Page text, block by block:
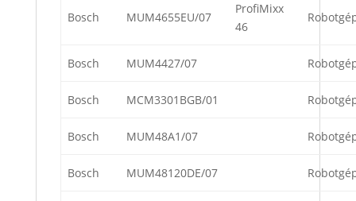
Bosch MUM4655EU/07
ProfiMixx
46
Bosch MUM4427/07
Bosch MCM3301BGB/01
Bosch MUM48A1/07
Bosch MUM48120DE/07